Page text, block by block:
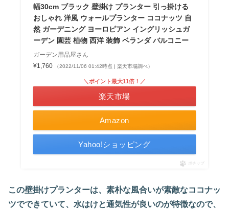
幅30cm ブラック 壁掛け プランター 引っ掛ける
おしゃれ 洋風 ウォールプランター ココナッツ 自
然 ガーデニング ヨーロピアン イングリッシュガ
ーデン 園芸 植物 西洋 装飾 ベランダ バルコニー
ガーデン用品屋さん
¥1,760
（2022/11/06 01:42時点 | 楽天市場調べ）
Amazon
＼ポイント最大11倍！／
楽天市場
Yahoo!ショッピング
ポチップ
この壁掛けプランターは、素朴な風合いが素敵なココナッ
ツでできていて、水はけと通気性が良いのが特徴なので、